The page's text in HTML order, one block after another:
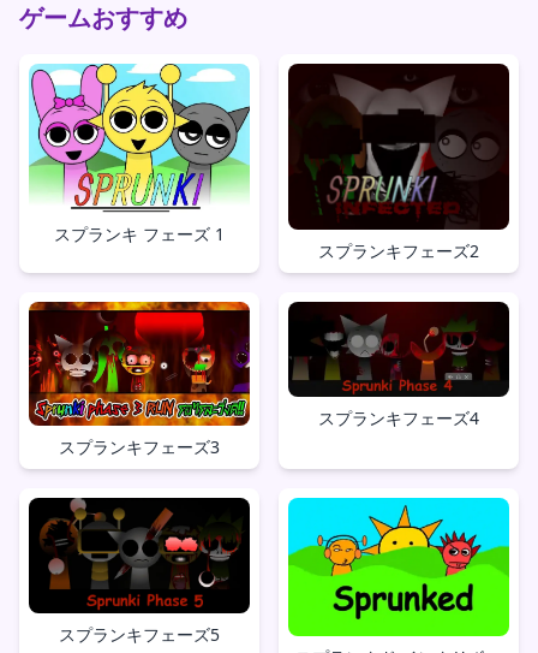
ゲームおすすめ
スプランキ フェーズ 1
スプランキフェーズ2
スプランキフェーズ3
スプランキフェーズ4
スプランキフェーズ5